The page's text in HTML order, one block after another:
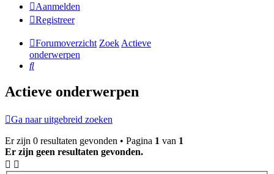
Aanmelden
Registreer
Forumoverzicht ZoekActieve
onderwerpen
Zoek
Actieve onderwerpen
Ga naar uitgebreid zoeken
Er zijn 0 resultaten gevonden • Pagina 1 van 1
Er zijn geen resultaten gevonden.